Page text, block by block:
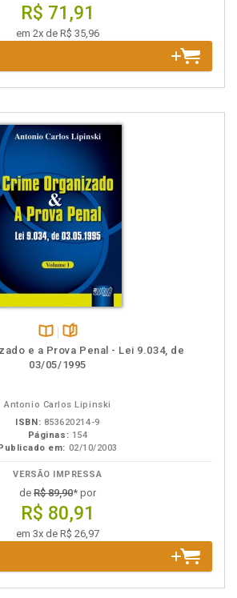
R$ 71,91
em 2x de R$ 35,96
Disponível
na
páginas
e a Prova Penal - Lei 9.034, de
03/05/1995
Antonio Carlos Lipinski
ISBN: 853620214-9
Páginas: 154
em: 02/10/2003
VERSÃO IMPRESSA
de R$ 89,90* por
R$ 80,91
em 3x de R$ 26,97